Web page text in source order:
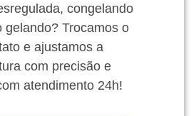
congelando
gelando? Trocamos o
e ajustamos a
com precisão e
atendimento 24h!